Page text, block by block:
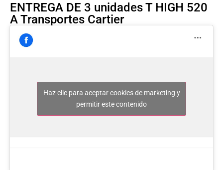
ENTREGA DE 3 unidades T HIGH 520
A Transportes Cartier
Haz clic para aceptar cookies de marketing y
permitir este contenido